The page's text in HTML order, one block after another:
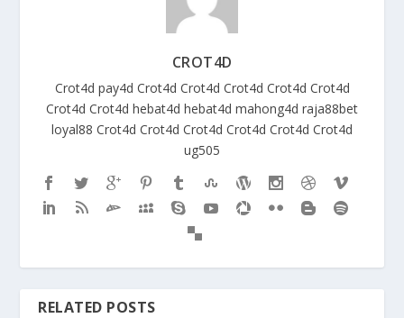
CROT4D
Crot4d pay4d Crot4d Crot4d Crot4d Crot4d Crot4d
Crot4d Crot4d hebat4d hebat4d mahong4d raja88bet
loyal88 Crot4d Crot4d Crot4d Crot4d Crot4d Crot4d
ug505
RELATED POSTS